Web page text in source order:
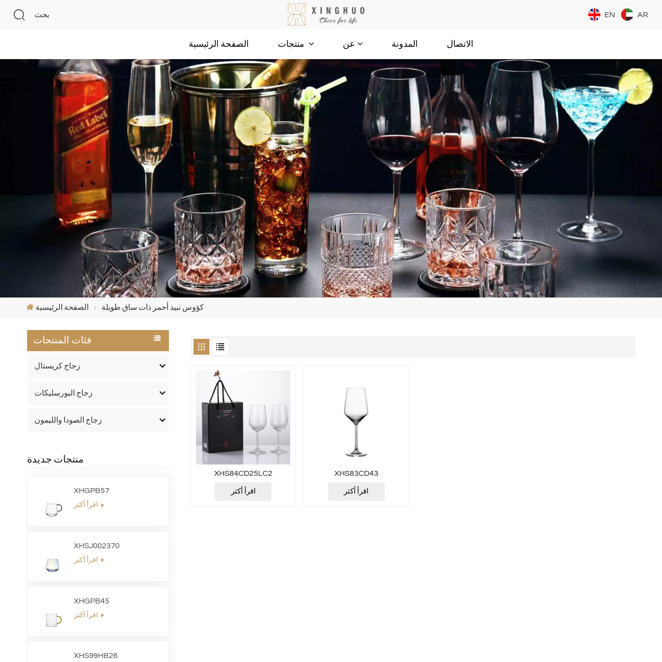
بحث EN AR
الصفحة الرئيسية عن المدونة الاتصال
الصفحة الرئيسية كؤوس نبيذ أحمر ذات ساق طويلة
فئات المنتجات
زجاج كريستال
زجاج البورسليكات
زجاج الصودا والليمون
منتجات جديدة
XHGPB57
XHSJ002370
XHGPB45
XHS99HB26
XHS84CD25LC2
اقرأ أكثر
XHS83CD43
اقرأ أكثر